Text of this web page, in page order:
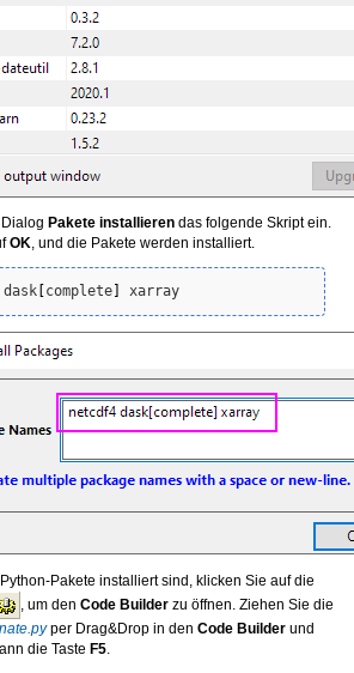
Pakete installieren das folgende Skript ein.
OK, und die Pakete werden installiert.
complete xarray
Pakete installiert sind, klicken Sie auf die
, um den Code Builder zu öffnen. Ziehen Sie die
per Drag&Drop in den Code Builder und
die Taste F5